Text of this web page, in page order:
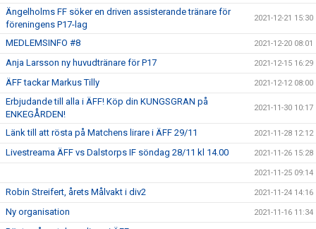
Ängelholms FF söker en driven assisterande tränare för
föreningens P17-lag
2021-12-21 15:30
MEDLEMSINFO #8 2021-12-20 08:01
Anja Larsson ny huvudtränare för P17 2021-12-15 16:29
ÄFF tackar Markus Tilly 2021-12-12 08:00
Erbjudande till alla i ÄFF! Köp din KUNGSGRAN på
ENKEGÅRDEN!
2021-11-30 10:17
Länk till att rösta på Matchens lirare i ÄFF 29/11 2021-11-28 12:12
Livestreama ÄFF vs Dalstorps IF söndag 28/11 kl 14.00 2021-11-26 15:28
2021-11-25 09:14
Robin Streifert, årets Målvakt i div2 2021-11-24 14:16
Ny organisation 2021-11-16 11:34